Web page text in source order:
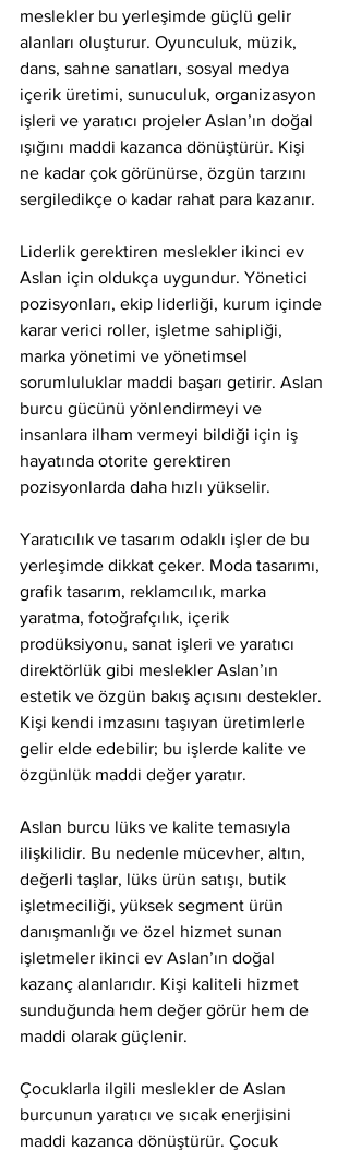
meslekler bu yerleşimde güçlü gelir
alanları oluşturur. Oyunculuk, müzik,
dans, sahne sanatları, sosyal medya
içerik üretimi, sunuculuk, organizasyon
işleri ve yaratıcı projeler Aslan’ın doğal
ışığını maddi kazanca dönüştürür. Kişi
ne kadar çok görünürse, özgün tarzını
sergiledikçe o kadar rahat para kazanır.
Liderlik gerektiren meslekler ikinci ev
Aslan için oldukça uygundur. Yönetici
pozisyonları, ekip liderliği, kurum içinde
karar verici roller, işletme sahipliği,
marka yönetimi ve yönetimsel
sorumluluklar maddi başarı getirir. Aslan
burcu gücünü yönlendirmeyi ve
insanlara ilham vermeyi bildiği için iş
hayatında otorite gerektiren
pozisyonlarda daha hızlı yükselir.
Yaratıcılık ve tasarım odaklı işler de bu
yerleşimde dikkat çeker. Moda tasarımı,
grafik tasarım, reklamcılık, marka
yaratma, fotoğrafçılık, içerik
prodüksiyonu, sanat işleri ve yaratıcı
direktörlük gibi meslekler Aslan’ın
estetik ve özgün bakış açısını destekler.
Kişi kendi imzasını taşıyan üretimlerle
gelir elde edebilir; bu işlerde kalite ve
özgünlük maddi değer yaratır.
Aslan burcu lüks ve kalite temasıyla
ilişkilidir. Bu nedenle mücevher, altın,
değerli taşlar, lüks ürün satışı, butik
işletmeciliği, yüksek segment ürün
danışmanlığı ve özel hizmet sunan
işletmeler ikinci ev Aslan’ın doğal
kazanç alanlarıdır. Kişi kaliteli hizmet
sunduğunda hem değer görür hem de
maddi olarak güçlenir.
Çocuklarla ilgili meslekler de Aslan
burcunun yaratıcı ve sıcak enerjisini
maddi kazanca dönüştürür. Çocuk